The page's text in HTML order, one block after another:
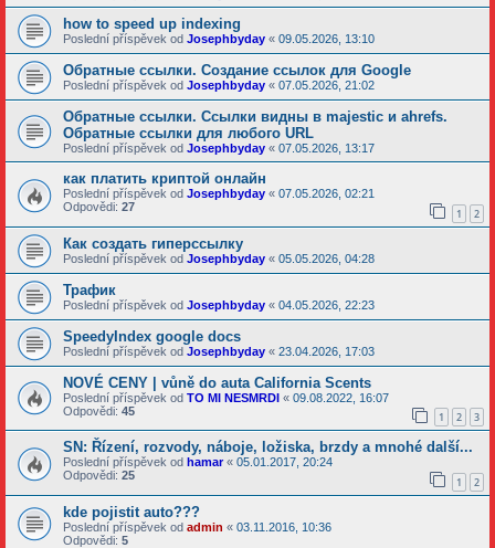
how to speed up indexing
Poslední příspěvek od Josephbyday « 09.05.2026, 13:10
Обратные ссылки. Создание ссылок для Google
Poslední příspěvek od Josephbyday « 07.05.2026, 21:02
Обратные ссылки. Cсылки видны в majestic и ahrefs.
Обратные ссылки для любого URL
Poslední příspěvek od Josephbyday « 07.05.2026, 13:17
как платить криптой онлайн
Poslední příspěvek od Josephbyday « 07.05.2026, 02:21
Odpovědi: 27 1 2
Как создать гиперссылку
Poslední příspěvek od Josephbyday « 05.05.2026, 04:28
Трафик
Poslední příspěvek od Josephbyday « 04.05.2026, 22:23
SpeedyIndex google docs
Poslední příspěvek od Josephbyday « 23.04.2026, 17:03
NOVÉ CENY | vůně do auta California Scents
Poslední příspěvek od TO MI NESMRDI « 09.08.2022, 16:07
Odpovědi: 45 1 2 3
SN: Řízení, rozvody, náboje, ložiska, brzdy a mnohé další...
Poslední příspěvek od hamar« 05.01.2017, 20:24
Odpovědi: 25 1 2
kde pojistit auto???
Poslední příspěvek od admin « 03.11.2016, 10:36
Odpovědi: 5